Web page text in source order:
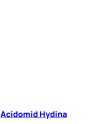
Acidomid Hydina